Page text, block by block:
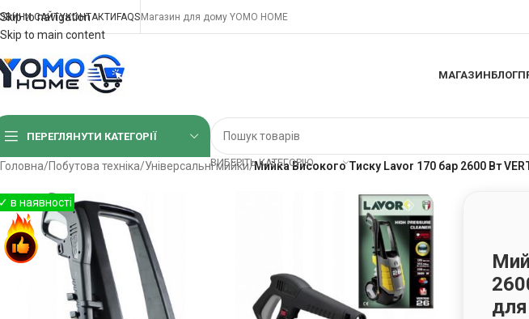
Skip to navigation
Skip to main content
САЙТУКОНТАКТИFAQSМагазин для дому YOMO HOME
МАГАЗИНБЛОГ
ПЕРЕГЛЯНУТИ КАТЕГОРІЇ
ВИБЕРІТЬ КАТЕГОРІЮ
Головна/Побутова техніка/Універсальні мийки/Мийка Високого Тиску Lavor 170 бар 2600 Вт